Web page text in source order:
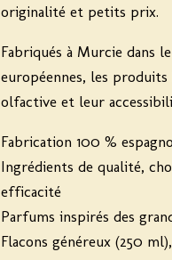
originalité et petits prix.
Fabriqués à Murcie dans
européennes, les
olfactive et leur
Fabrication 100 %
Ingrédients de qualité,
efficacité
Parfums inspirés des
Flacons généreux (250